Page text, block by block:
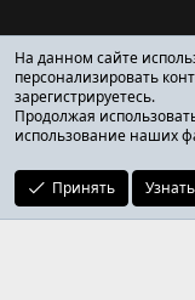
Поделиться
Facebook
X (Twitter)
Reddit
ОТЗЫВЫ ОНЛАЙН ФОРУМ
На данном сайте
персонализировать
зарегистрируетесь.
Продолжая
использование наших
Принять